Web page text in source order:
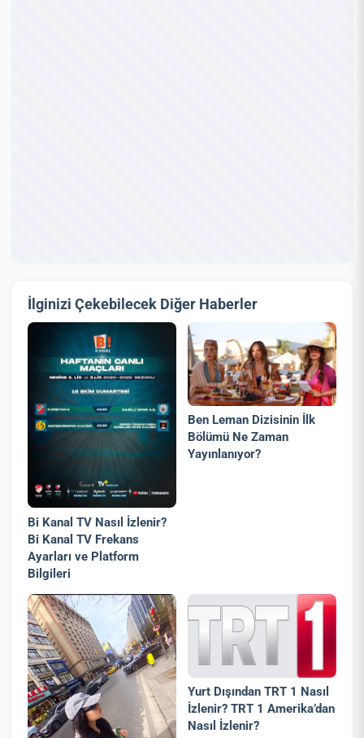
İlginizi Çekebilecek Diğer Haberler
Bi Kanal TV Nasıl İzlenir?
Bi Kanal TV Frekans
Ayarları ve Platform
Bilgileri
Ben Leman Dizisinin İlk
Bölümü Ne Zaman
Yayınlanıyor?
Yurt Dışından TRT 1 Nasıl
İzlenir? TRT 1 Amerika’dan
Nasıl İzlenir?